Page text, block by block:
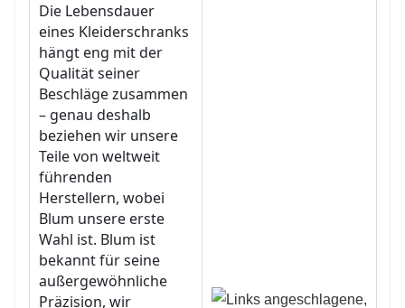
Die Lebensdauer
eines Kleiderschranks
hängt eng mit der
Qualität seiner
Beschläge zusammen
– genau deshalb
beziehen wir unsere
Teile von weltweit
führenden
Herstellern, wobei
Blum unsere erste
Wahl ist. Blum ist
bekannt für seine
außergewöhnliche
Präzision, wir